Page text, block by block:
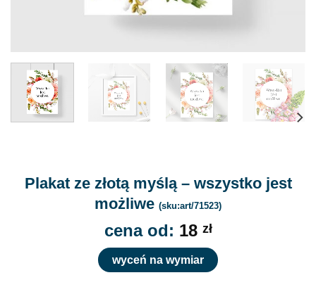
Plakat ze złotą myślą – wszystko jest
możliwe (sku:art/71523)
cena od: 18 zł
wyceń na wymiar